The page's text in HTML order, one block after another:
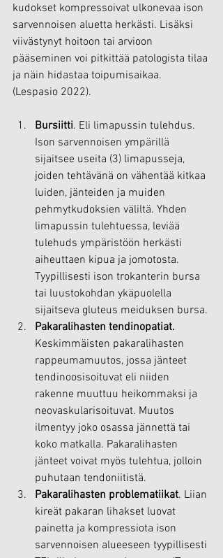
kudokset kompressoivat ulkonevaa ison
sarvennoisen aluetta herkästi. Lisäksi
viivästynyt hoitoon tai arvioon
pääseminen voi pitkittää patologista tilaa
ja näin hidastaa toipumisaikaa.
(Lespasio 2022).
Bursiitti. Eli limapussin tulehdus.
Ison sarvennoisen ympärillä
sijaitsee useita (3) limapusseja,
joiden tehtävänä on vähentää kitkaa
luiden, jänteiden ja muiden
pehmytkudoksien väliltä. Yhden
limapussin tulehtuessa, leviää
tulehuds ympäristöön herkästi
aiheuttaen kipua ja jomotosta.
Tyypillisesti ison trokanterin bursa
tai luustokohdan ykäpuolella
sijaitseva gluteus meiduksen bursa.
Pakaralihasten tendinopatiat.
Keskimmäisten pakaralihasten
rappeumamuutos, jossa jänteet
tendinoosisoituvat eli niiden
rakenne muuttuu heikommaksi ja
neovaskularisoituvat. Muutos
ilmentyy joko osassa jännettä tai
koko matkalla. Pakaralihasten
jänteet voivat myös tulehtua, jolloin
puhutaan tendoniitistä.
Pakaralihasten problematiikat. Liian
kireät pakaran lihakset luovat
painetta ja kompressiota ison
sarvennoisen alueeseen tyypillisesti